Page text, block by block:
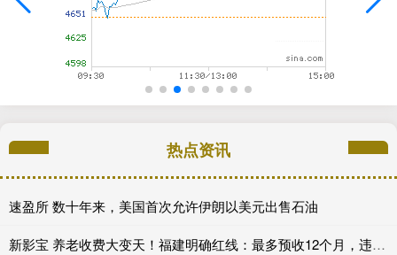
热点资讯
速盈所 数十年来，美国首次允许伊朗以美元出售石油
新影宝 养老收费大变天！福建明确红线：最多预收12个月，违规收费直接严查